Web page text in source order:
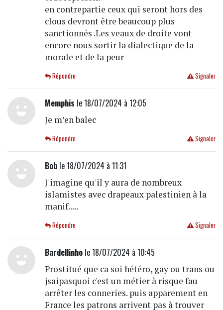
en contrepartie ceux qui seront hors des
clous devront être beaucoup plus
sanctionnés .Les veaux de droite vont
encore nous sortir la dialectique de la
morale et de la peur
Signaler
Répondre
Memphis le 18/07/2024 à 12:05
Je m’en balec
Signaler
Répondre
Boble 18/07/2024 à 11:31
J'imagine qu'il y aura de nombreux
islamistes avec drapeaux palestinien à la
manif.....
Signaler
Répondre
Bardellinhole 18/07/2024 à 10:45
Prostitué que ca soi hétéro, gay ou trans ou
jsaipasquoi c'est un métier à risque fau
arrêter les conneries. puis apparement en
France les patrons arrivent pas à trouver